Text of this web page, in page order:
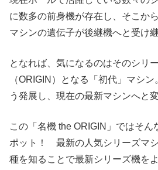
に数多の前身機が存在し、そこか
マシンの遺伝子が後継機へと受け
となれば、気になるのはそのシリ
（ORIGIN）となる「初代」マシ
う発展し、現在の最新マシンへと
この「名機 the ORIGIN」ではそん
ポット！ 最新の人気シリーズマ
種を知ることで最新シリーズ機を